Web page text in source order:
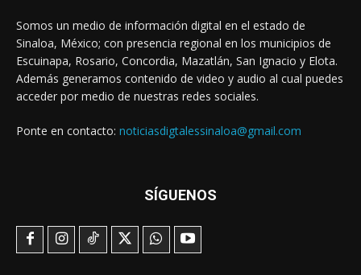
Somos un medio de información digital en el estado de
Sinaloa, México; con presencia regional en los municipios de
Escuinapa, Rosario, Concordia, Mazatlán, San Ignacio y Elota.
Además generamos contenido de video y audio al cual puedes
acceder por medio de nuestras redes sociales.
Ponte en contacto: noticiasdigtalessinaloa@gmail.com
SÍGUENOS